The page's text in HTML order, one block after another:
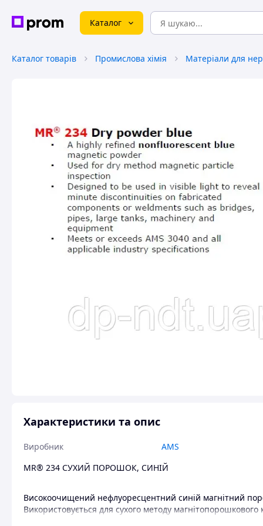
Каталог
Каталог товарів Промислова хімія
Характеристики та опис
Виробник
AMS
MR® 234 СУХИЙ ПОРОШОК, СИНІЙ
Високоочищений нефлуоресцентний синій магнітний
Використовується для сухого методу